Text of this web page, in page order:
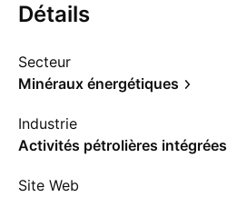
Détails
Secteur
Minéraux énergétiques
Industrie
Activités pétrolières intégrées
Site Web